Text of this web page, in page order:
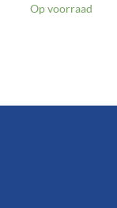
Op voorraad